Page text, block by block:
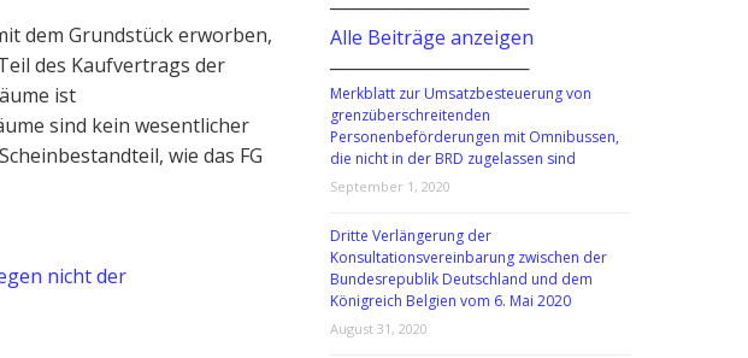
dem Grundstück erworben,
des Kaufvertrags der
ist
sind kein wesentlicher
wie das FG
nicht der
───────────────
Alle Beiträge anzeigen
───────────────
Merkblatt zur Umsatzbesteuerung von
grenzüberschreitenden
Personenbeförderungen mit Omnibussen,
die nicht in der BRD zugelassen sind
September 1, 2020
Dritte Verlängerung der
Konsultationsvereinbarung zwischen der
Bundesrepublik Deutschland und dem
Königreich Belgien vom 6. Mai 2020
August 31, 2020